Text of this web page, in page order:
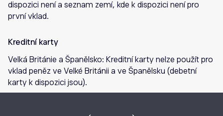
dispozici není a seznam zemí, kde k dispozici není pro
první vklad.
Kreditní karty
Velká Británie a Španělsko: Kreditní karty nelze použít pro
vklad peněz ve Velké Británii a ve Španělsku (debetní
karty k dispozici jsou).